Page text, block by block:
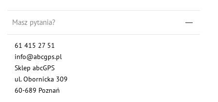
Masz pytania?
61 415 27 51
info@abcgps.pl
Sklep abcGPS
ul. Obornicka 309
60-689 Poznań